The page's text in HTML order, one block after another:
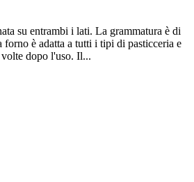
su entrambi i lati. La grammatura è di
forno è adatta a tutti i tipi di pasticceria e
dopo l'uso. Il...